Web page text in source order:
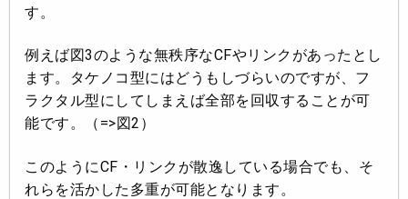
す。
例えば図3のような無秩序なCFやリンクがあったとし
ます。タケノコ型にはどうもしづらいのですが、フ
ラクタル型にしてしまえば全部を回収することが可
能です。（=>図2）
このようにCF・リンクが散逸している場合でも、そ
れらを活かした多重が可能となります。